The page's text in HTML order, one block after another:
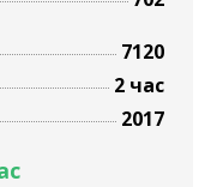
7120
2 час
2017